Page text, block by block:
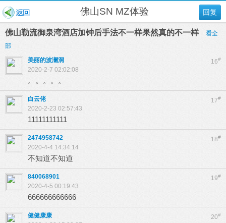
回复
佛山SN MZ体验
佛山勒流御泉湾酒店加钟后手法不一样果然真的不一样
看全
部
16#
美丽的波澜洞
2020-2-7 02:02:08
。。。。。
17#
白云佬
2020-2-23 02:57:43
11111111111
18#
2474958742
2020-4-4 14:34:14
不知道不知道
19#
840068901
2020-4-5 00:19:43
666666666666
20#
健健康康